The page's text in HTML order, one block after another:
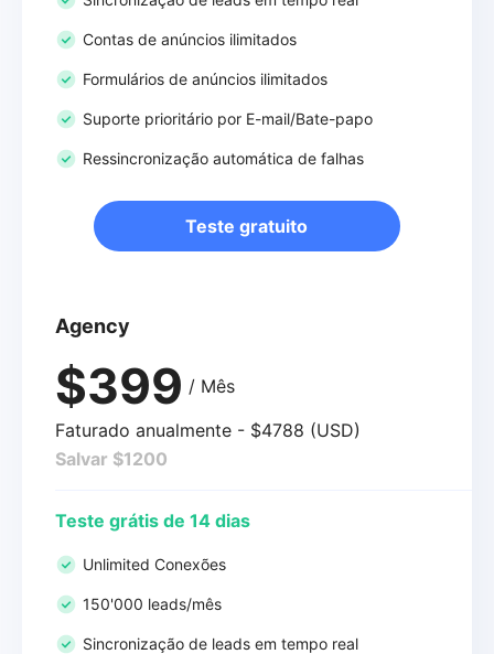
Contas de anúncios ilimitados
Formulários de anúncios ilimitados
Suporte prioritário por E-mail/Bate-papo
Ressincronização automática de falhas
Teste gratuito
Agency
$399 / Mês
Faturado anualmente - $4788 (USD)
Salvar $1200
Teste grátis de 14 dias
Unlimited Conexões
150'000 leads/mês
Sincronização de leads em tempo real